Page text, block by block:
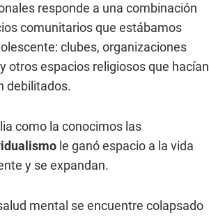
responde a una combinación
comunitarios que estábamos
clubes, organizaciones
otros espacios religiosos que hacían
debilitados.
como la conocimos las
le ganó espacio a la vida
y se expandan.
mental se encuentre colapsado